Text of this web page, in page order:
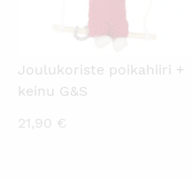
Joulukoriste poikahiiri +
keinu G&S
21,90 €